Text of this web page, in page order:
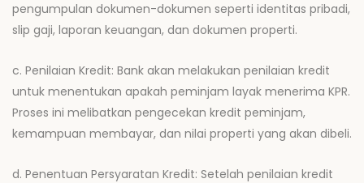
pengumpulan dokumen-dokumen seperti identitas pribadi,
slip gaji, laporan keuangan, dan dokumen properti.
c. Penilaian Kredit: Bank akan melakukan penilaian kredit
untuk menentukan apakah peminjam layak menerima KPR.
Proses ini melibatkan pengecekan kredit peminjam,
kemampuan membayar, dan nilai properti yang akan dibeli.
d. Penentuan Persyaratan Kredit: Setelah penilaian kredit